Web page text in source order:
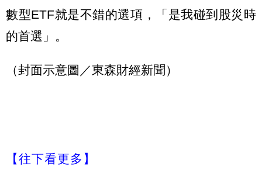
數型ETF就是不錯的選項，「是我碰到股災時
的首選」。
（封面示意圖／東森財經新聞）
【往下看更多】